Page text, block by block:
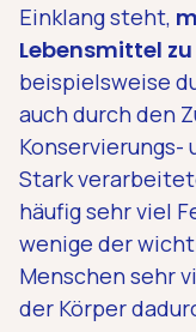
Einklang steht,
Lebensmittel zu
beispielsweise
auch durch den
Stark
häufig sehr viel
wenige der
Menschen sehr
der Körper